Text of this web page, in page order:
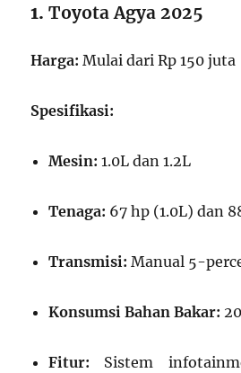
1.Toyota Agya 2025
Harga: Mulai dari Rp 150 juta
Spesifikasi:
Mesin: 1.0L dan 1.2L
Tenaga: 67 hp (1.0L) dan
Transmisi: Manual 5-
Konsumsi Bahan Bakar:
Fitur: Sistem